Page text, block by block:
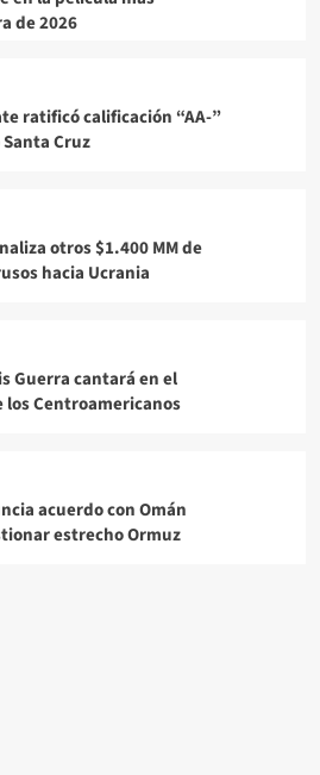
de 2026
ratificó calificación “AA-”
Cruz
otros $1.400 MM de
hacia Ucrania
Guerra cantará en el
los Centroamericanos
acuerdo con Omán
estrecho Ormuz